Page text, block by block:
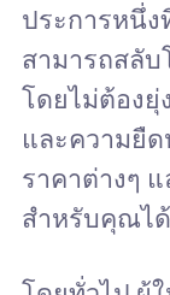
ประการหนึ่
สามารถสลับ
โดยไม่ต้องยุ่
และความยื
ราคาต่างๆ
สำหรับคุณไ